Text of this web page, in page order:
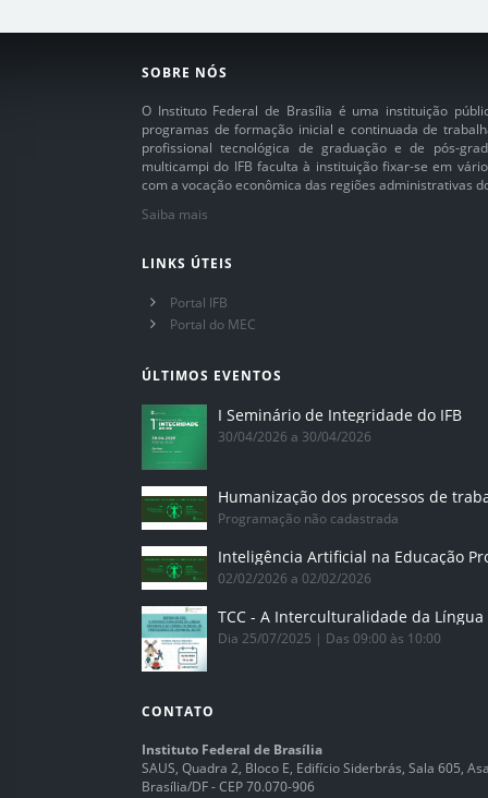
SOBRE NÓS
O Instituto Federal de Brasília é uma instituição
programas de formação inicial e continuada de
profissional tecnológica de graduação e de pós-
multicampi do IFB faculta à instituição fixar-se em
com a vocação econômica das regiões administrativas
Saiba mais
LINKS ÚTEIS
Portal IFB
Portal do MEC
ÚLTIMOS EVENTOS
I Seminário de Integridade do IFB
30/04/2026 a 30/04/2026
Humanização dos processos de
Programação não cadastrada
02/02/2026 a 02/02/2026
Dia 25/07/2025 | Das 09:00 às 10:00
CONTATO
Instituto Federal de Brasília
SAUS, Quadra 2, Bloco E, Edifício Siderbrás, Sala 605,
Brasília/DF - CEP 70.070-906